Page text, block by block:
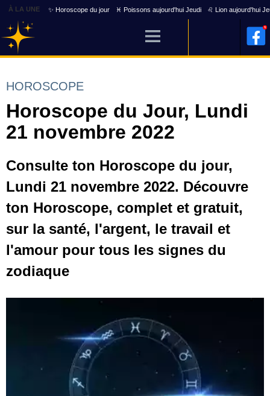
À LA UNE ✨ Horoscope du jour ♓ Poissons aujourd'hui Jeudi ♌ Lion aujourd'hui
HOROSCOPE
Horoscope du Jour, Lundi
21 novembre 2022
Consulte ton Horoscope du jour,
Lundi 21 novembre 2022. Découvre
ton Horoscope, complet et gratuit,
sur la santé, l'argent, le travail et
l'amour pour tous les signes du
zodiaque